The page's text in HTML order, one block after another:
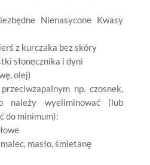
Nienasycone Kwasy
z kurczaka bez skóry
słonecznika i dyni
olej)
np. czosnek,
należy wyeliminować (lub
do minimum):
masło, śmietanę